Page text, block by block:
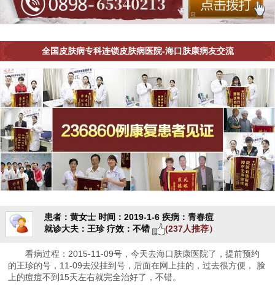
全国皮肤病专科连锁皮肤病医院-海口肤康病友交流
患者：黄女士 时间：2019-1-6 疾病：青春痘
就诊大夫：王珍 疗效：不错 (237人推荐）
看病过程：2015-11-09号，今天去海口肤康医院了，提前预约
的王珍的号，11-09去没挂到号，后面在网上挂的，过去很方便， 脸
上的痘痘不到15天左右就完全治好了，不错。